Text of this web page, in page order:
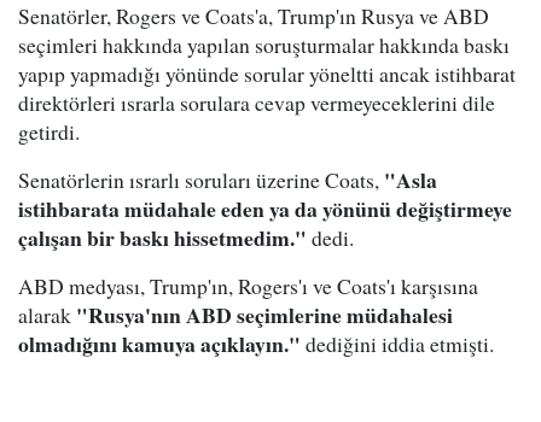
Senatörler, Rogers ve Coats'a, Trump'ın Rusya ve ABD
seçimleri hakkında yapılan soruşturmalar hakkında baskı
yapıp yapmadığı yönünde sorular yöneltti ancak istihbarat
direktörleri ısrarla sorulara cevap vermeyeceklerini dile
getirdi.
Senatörlerin ısrarlı soruları üzerine Coats, "Asla
istihbarata müdahale eden ya da yönünü değiştirmeye
çalışan bir baskı hissetmedim." dedi.
ABD medyası, Trump'ın, Rogers'ı ve Coats'ı karşısına
alarak "Rusya'nın ABD seçimlerine müdahalesi
olmadığını kamuya açıklayın." dediğini iddia etmişti.